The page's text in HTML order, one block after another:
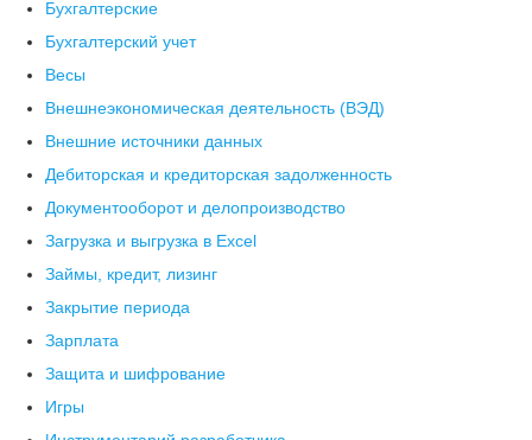
Бухгалтерские
Бухгалтерский учет
Весы
Внешнеэкономическая деятельность (ВЭД)
Внешние источники данных
Дебиторская и кредиторская задолженность
Документооборот и делопроизводство
Загрузка и выгрузка в Excel
Займы, кредит, лизинг
Закрытие периода
Зарплата
Защита и шифрование
Игры